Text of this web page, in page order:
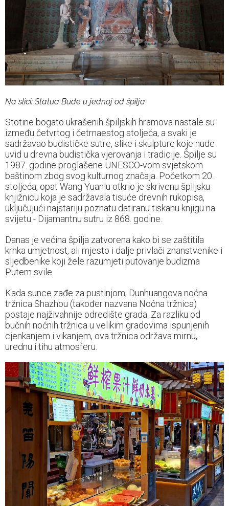
Na slici: Statua Bude u jednoj od špilja
Stotine bogato ukrašenih špiljskih hramova nastale su
između četvrtog i četrnaestog stoljeća, a svaki je
sadržavao budističke sutre, slike i skulpture koje nude
uvid u drevna budistička vjerovanja i tradicije. Špilje su
1987. godine proglašene UNESCO-vom svjetskom
baštinom zbog svog kulturnog značaja. Početkom 20.
stoljeća, opat Wang Yuanlu otkrio je skrivenu špiljsku
knjižnicu koja je sadržavala tisuće drevnih rukopisa,
uključujući najstariju poznatu datiranu tiskanu knjigu na
svijetu - Dijamantnu sutru iz 868. godine.
Danas je većina špilja zatvorena kako bi se zaštitila
krhka umjetnost, ali mjesto i dalje privlači znanstvenike i
sljedbenike koji žele razumjeti putovanje budizma
Putem svile.
Kada sunce zađe za pustinjom, Dunhuangova noćna
tržnica Shazhou (također nazvana Noćna tržnica)
postaje najživahnije odredište grada. Za razliku od
bučnih noćnih tržnica u velikim gradovima ispunjenih
cjenkanjem i vikanjem, ova tržnica održava mirnu,
urednu i tihu atmosferu.